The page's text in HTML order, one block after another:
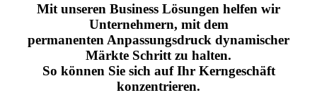
Mit unseren Business Lösungen helfen wir
Unternehmern, mit dem
permanenten Anpassungsdruck dynamischer
Märkte Schritt zu halten.
So können Sie sich auf Ihr Kerngeschäft
konzentrieren.